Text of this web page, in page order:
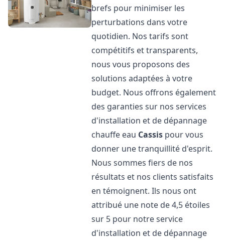
brefs pour minimiser les
perturbations dans votre
quotidien. Nos tarifs sont
compétitifs et transparents,
nous vous proposons des
solutions adaptées à votre
budget. Nous offrons également
des garanties sur nos services
d'installation et de dépannage
chauffe eau Cassis pour vous
donner une tranquillité d'esprit.
Nous sommes fiers de nos
résultats et nos clients satisfaits
en témoignent. Ils nous ont
attribué une note de 4,5 étoiles
sur 5 pour notre service
d'installation et de dépannage